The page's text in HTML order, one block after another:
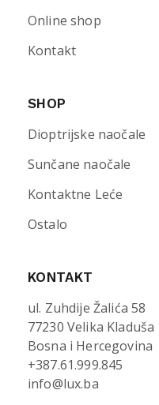
Online shop
Kontakt
SHOP
Dioptrijske naočale
Sunčane naočale
Kontaktne Leće
Ostalo
KONTAKT
ul. Zuhdije Žalića 58
77230 Velika Kladuša
Bosna i Hercegovina
+387.61.999.845
info@lux.ba